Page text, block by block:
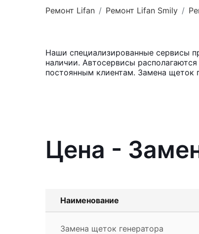
Ремонт Lifan Ремонт Lifan Smily
Наши специализированные сервисы
наличии. Автосервисы
постоянным клиентам. Замена щеток
Цена -
Наименование
Замена щеток генератора